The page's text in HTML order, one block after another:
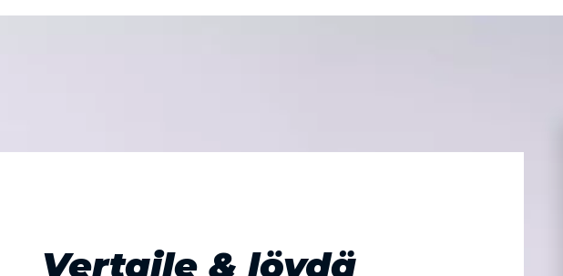
Vertaile & löydä